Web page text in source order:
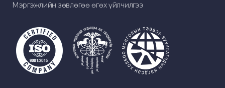
Мэргэжлийн зөвлөгөө өгөх үйлчилгээ